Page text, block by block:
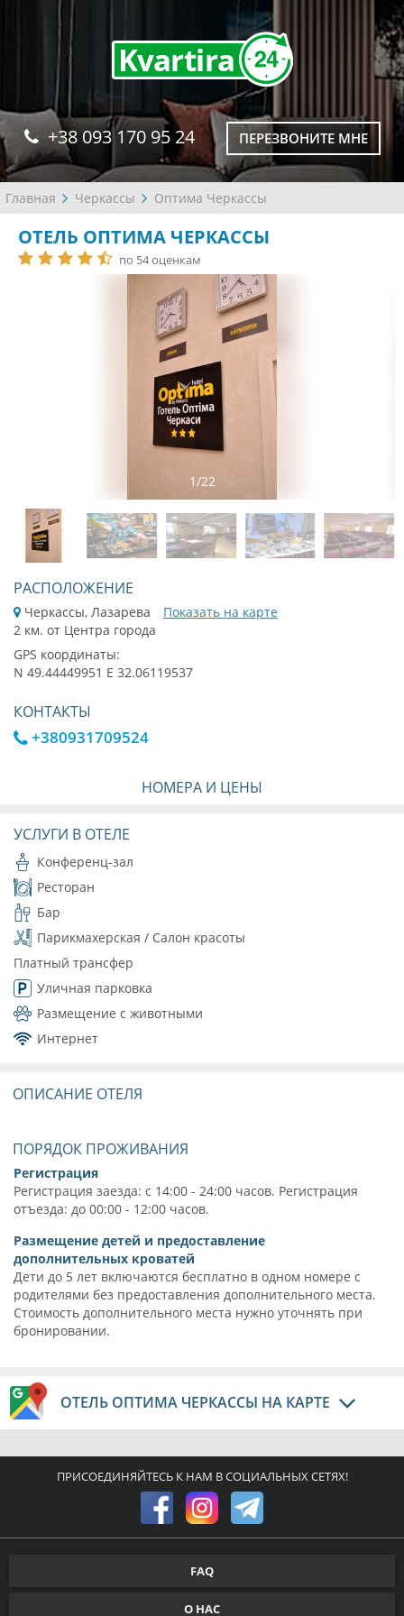
+38 093 170 95 24 ПЕРЕЗВОНИТЕ МНЕ
Главная Черкассы Оптима Черкассы
ОТЕЛЬ ОПТИМА ЧЕРКАССЫ
по 54 оценкам
1/22
РАСПОЛОЖЕНИЕ
Черкассы, Лазарева
Показать на карте
2 км. от Центра города
GPS координаты:
N 49.44449951 E 32.06119537
КОНТАКТЫ
+380931709524
НОМЕРА И ЦЕНЫ
УСЛУГИ В ОТЕЛЕ
Конференц-зал
Ресторан
Бар
Парикмахерская / Салон красоты
Платный трансфер
Уличная парковка
Размещение с животными
Интернет
ОПИСАНИЕ ОТЕЛЯ
ПОРЯДОК ПРОЖИВАНИЯ
Регистрация
Регистрация заезда: с 14:00 - 24:00 часов. Регистрация
отъезда: до 00:00 - 12:00 часов.
Размещение детей и предоставление
дополнительных кроватей
Дети до 5 лет включаются бесплатно в одном номере с
родителями без предоставления дополнительного места.
Стоимость дополнительного места нужно уточнять при
бронировании.
ОТЕЛЬ ОПТИМА ЧЕРКАССЫ НА КАРТЕ
ПРИСОЕДИНЯЙТЕСЬ К НАМ В СОЦИАЛЬНЫХ СЕТЯХ!
FAQ
О НАС